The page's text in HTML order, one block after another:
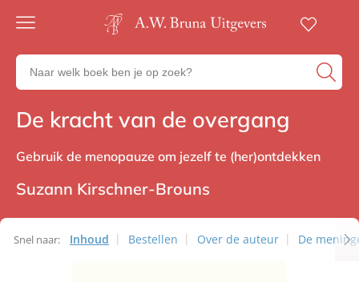
Gratis
23:00
volgende
werkdag
betalen
retourneren
Zoeken
naar
auteurs
uitgevers
Non-fictie
De kracht van de overgang
Gebruik de menopauze om jezelf te (her)ontdekken
Suzann Kirschner-Brouns
Snel naar: Inhoud Bestellen Over de auteur De